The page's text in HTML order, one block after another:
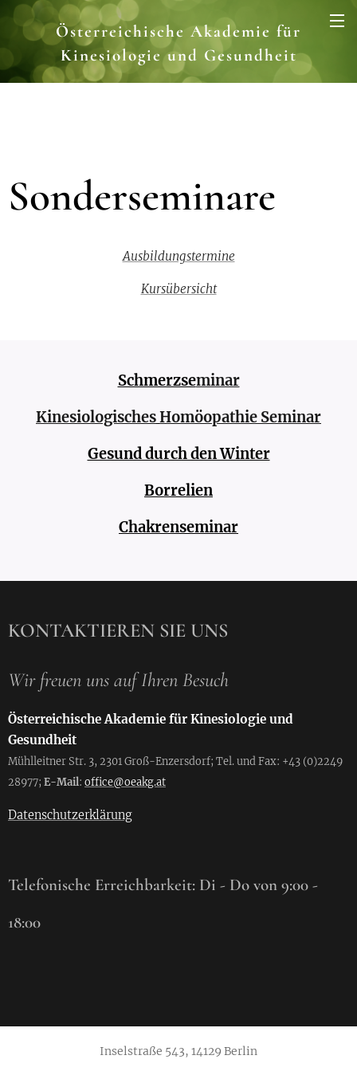
Österreichische Akademie für
Kinesiologie und Gesundheit
Sonderseminare
Ausbildungstermine
Kursübersicht
Schmerzseminar
KinesiologischesHomöopathie Seminar
Gesund durch den Winter
Borrelien
Chakrenseminar
KONTAKTIEREN SIE UNS
Wir freuen uns auf Ihren Besuch
Österreichische Akademie für Kinesiologie und
Gesundheit
Mühlleitner Str. 3, 2301 Groß-Enzersdorf; Tel. und Fax: +43 (0)2249
28977; E-Mail: office@oeakg.at
Datenschutzerklärung
Telefonische Erreichbarkeit: Di - Do von 9:00 -
18:00
Inselstraße 543, 14129 Berlin